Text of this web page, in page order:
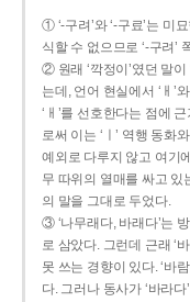
① ‘-구려’와 ‘-구료’는 미
식할 수 없으므로 ‘-구려’
② 원래 ‘깍정이’였던 말이
는데, 언어 현실에서 ‘ㅐ’
‘ㅐ’를 선호한다는 점에
로써 이는 ‘ㅣ’ 역행 동화
예외로 다루지 않고 여기
무 따위의 열매를 싸고 있
의 말을 그대로 두었다.
③ ‘나무래다, 바래다’는
로 삼았다. 그런데 근래 ‘
못 쓰는 경향이 있다. ‘바
다. 그러나 동사가 ‘바라